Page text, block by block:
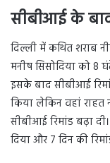
सीबीआई के
दिल्ली में कथित शराब
मनीष सिसोदिया को 8
इसके बाद सीबीआई
किया लेकिन वहां राहत
सीबीआई रिमांड बढ़ा
दिया और 7 दिन की